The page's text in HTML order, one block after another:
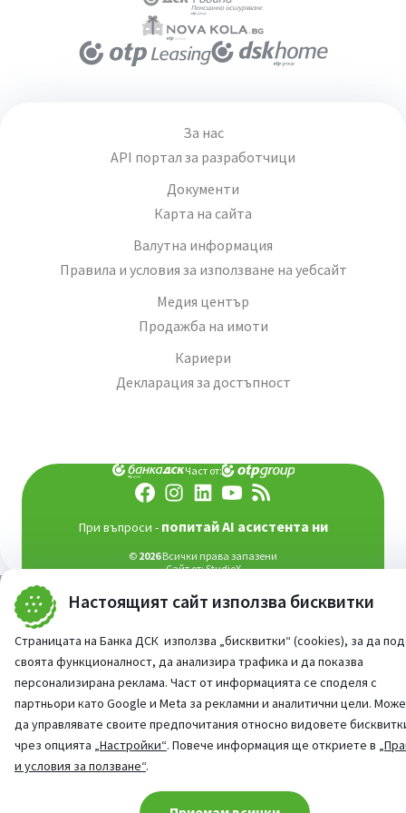
Настоящият сайт използва бисквитки
Страницата на Банка ДСК използва „бисквитки“ (cookies), за да
своята функционалност, да анализира трафика и да показва
персонализирана реклама. Част от информацията се споделя с
партньори като Google и Meta за рекламни и аналитични цели.
да управлявате своите предпочитания относно видовете
чрез опцията „Настройки“. Повече информация ще откриете в
и условия за ползване“.
За нас
API портал за разработчици
Документи
Карта на сайта
Валутна информация
Правила и условия за използване на уебсайт
Медия център
Продажба на имоти
Кариери
Декларация за достъпност
Част от:
При въпроси - попитай AI асистента ни
© 2026Всички права запазени
Сайт от:StudioX
Cookie consent change